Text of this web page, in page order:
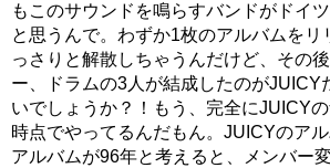
もこのサウンドを鳴らすバンドがドイ
と思うんで。わずか1枚のアルバムをリ
っさりと解散しちゃうんだけど、その
ー、ドラムの3人が結成したのがJUICY
いでしょうか？！もう、完全にJUICY
時点でやってるんだもん。JUICYのア
アルバムが96年と考えると、メンバー